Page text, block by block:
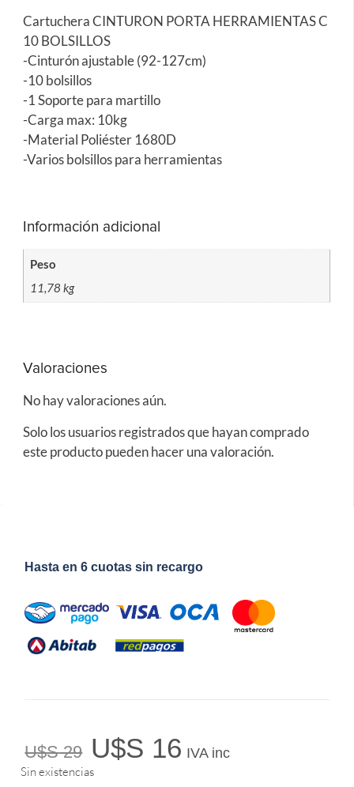
Cartuchera CINTURON PORTA HERRAMIENTAS C
10 BOLSILLOS
-Cinturón ajustable (92-127cm)
-10 bolsillos
-1 Soporte para martillo
-Carga max: 10kg
-Material Poliéster 1680D
-Varios bolsillos para herramientas
Información adicional
Peso
11,78 kg
Valoraciones
No hay valoraciones aún.
Solo los usuarios registrados que hayan comprado
este producto pueden hacer una valoración.
Hasta en 6 cuotas sin recargo
U$S29 U$S 16 IVA inc
Sin existencias